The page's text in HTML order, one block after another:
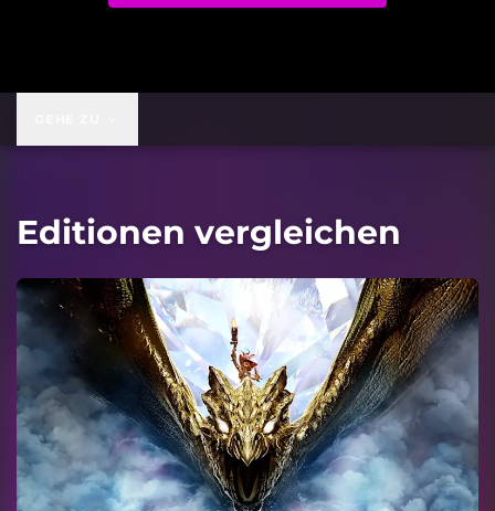
Editionen vergleichen